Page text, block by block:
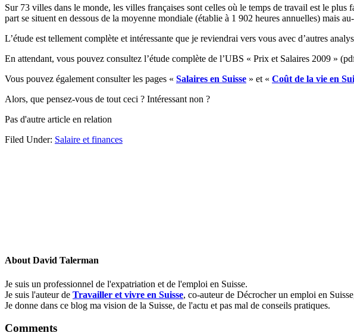
Sur 73 villes dans le monde, les villes françaises sont celles où le temps de travail est le
part se situent en dessous de la moyenne mondiale (établie à 1 902 heures annuelles) mais
L’étude est tellement complète et intéressante que je reviendrai vers vous avec d’autres
En attendant, vous pouvez consultez l’étude complète de l’UBS « Prix et Salaires 2009 »
Vous pouvez également consulter les pages « Salaires en Suisse » et « Coût de la vie en
Alors, que pensez-vous de tout ceci ? Intéressant non ?
Pas d'autre article en relation
Filed Under: Salaire et finances
About David Talerman
Je suis un professionnel de l'expatriation et de l'emploi en Suisse.
Je suis l'auteur de Travailler et vivre en Suisse, co-auteur de Décrocher un emploi en
Je donne dans ce blog ma vision de la Suisse, de l'actu et pas mal de conseils pratiques.
Comments